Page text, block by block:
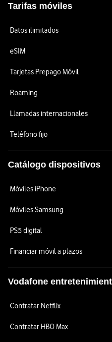
Tarifas móviles
Datos ilimitados
eSIM
Tarjetas Prepago Móvil
Roaming
Llamadas internacionales
Teléfono fijo
Catálogo dispositivos
Móviles iPhone
Móviles Samsung
PS5 digital
Financiar móvil a plazos
Vodafone
Contratar Netflix
Contratar HBO Max